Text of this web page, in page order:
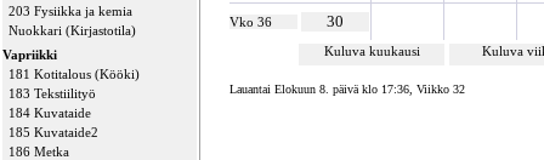
203 Fysiikka ja kemia
Nuokkari (Kirjastotila)
Vapriikki
181 Kotitalous (Kööki)
183 Tekstiilityö
184 Kuvataide
185 Kuvataide2
186 Metka
Vko 36 30
Kuluva kuukausi Kuluva
Lauantai Elokuun 8. päivä klo 17:36, Viikko 32